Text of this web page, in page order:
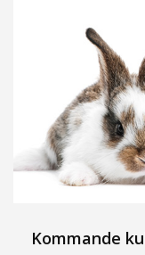
Kommande